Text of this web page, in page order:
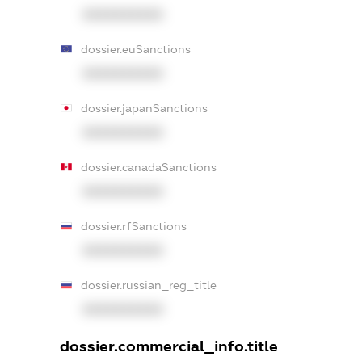
dossier.euSanctions
dossier.japanSanctions
dossier.canadaSanctions
dossier.rfSanctions
dossier.russian_reg_title
dossier.commercial_info.title